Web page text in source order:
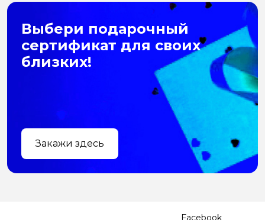
Выбери подарочный
сертификат для своих
близких!
Закажи здесь
Facebook